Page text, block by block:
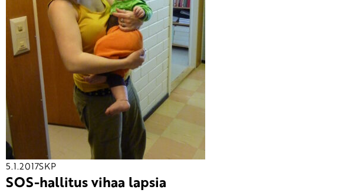
5.1.2017SKP
SOS-hallitus vihaa lapsia